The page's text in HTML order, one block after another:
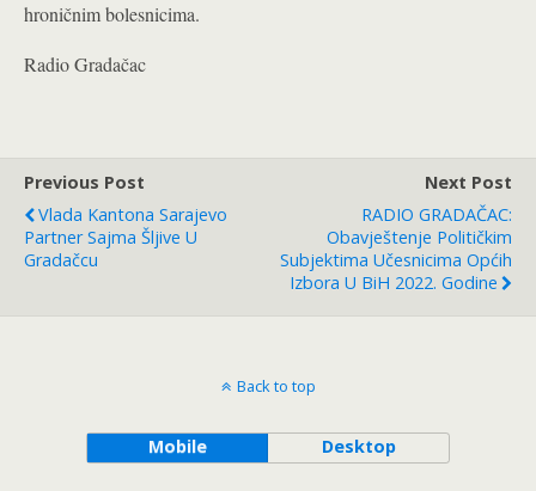
hroničnim bolesnicima.
Radio Gradačac
Previous Post
Vlada Kantona Sarajevo
Partner Sajma Šljive U
Gradačcu
Next Post
RADIO GRADAČAC:
Obavještenje Političkim
Subjektima Učesnicima Općih
Izbora U BiH 2022. Godine
Back to top
Mobile Desktop